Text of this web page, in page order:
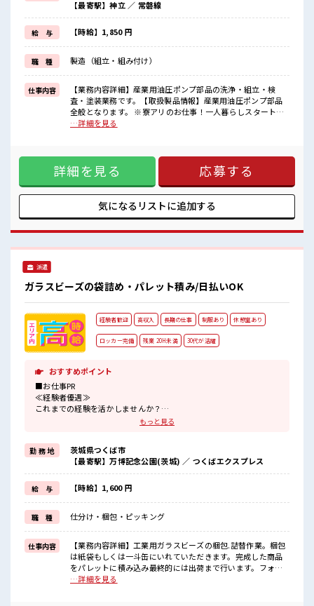
遠方の方もご安心して応募ください！
≪ちょっとの残業で収入アップ≫
残業は月20時間未満で、
ほどよく稼げます♪
≪週休2日制≫
週末は家族や友人と一緒にプライベート満喫！
制服があると毎日の服選びに悩まずOK♪
≪自分に合った期間で働ける≫
福利厚生が整った派遣のお仕事です！
■職場の雰囲気
ロッカーあり！
安心してお仕事に集中♪
残業も1日1H程度あるので給料の上乗せも期待できそう！
【最寄駅】神立 ／ 常磐線
給 与 【時給】1,850 円
職 種 製造（組立・組み付け）
仕事内容
【業務内容詳細】産業用油圧ポンプ部品の洗浄・組立・検
査・塗装業務です。【取扱製品情報】産業用油圧ポンプ部品
全般となります。 ※寮アリのお仕事！一人暮らしスタートに
もピッタリ♪ ■お仕事PR ≪寮完備≫ ・一人暮らしをしてみた
のお仕事です！ 赴任地までの交通費も当社が負担(規定有)！
遠方の方もご安心して応募ください！ ≪ちょっとの残業で収
入アップ≫ 残業は月20時間未満で、 ほどよく稼げます♪ ≪週
休2日制≫ 週末は家族や友人と一緒にプライベート満喫！ 制
服があると毎日の服選びに悩まずOK♪ ≪自分に合った期間で
働ける≫ 福利厚生が整った派遣のお仕事です！ ■職場の雰囲
う！ ロッカーあり！ 安心してお仕事に集中♪ 残業も1日1H程
度あるので給料の上乗せも期待できそう！
…詳細を見る
詳細を見る 応募する
気になるリストに追加する
派遣
ガラスビーズの袋詰め・パレット積み/日払いOK
経験者歓迎 高収入 長期の仕事 制服あり 休憩室あり
ロッカー完備 残業 20H未満 30代が活躍
おすすめポイント
■お仕事PR
≪経験者優遇≫
これまでの経験を活かしませんか？
≪適度な残業でお給料UP≫
残業は月20時間未満で、
ほどよく稼げます♪
≪ラクラク制服アリ≫
制服があるので、
毎日の服装の悩み解消♪
≪様々なお仕事をご提案≫
一人で悩まず気軽に相談できる、
派遣のお仕事です！
■職場の雰囲気
休憩時間にゆっくりできるスペース完備！
職場にはロッカー完備！
もっと見る
勤 務 地
茨城県つくば市
【最寄駅】万博記念公園(茨城) ／ つくばエクスプレス
給 与 【時給】1,600 円
職 種 仕分け・梱包・ピッキング
仕事内容
【業務内容詳細】工業用ガラスビーズの梱包.詰替作業。梱包
は紙袋もしくは一斗缶にいれていただきます。完成した商品
をパレットに積み込み最終的には出荷まで行います。フォー
クリフト使用します。【取扱製品情報】ガラスビーズ ■お仕
…詳細を見る